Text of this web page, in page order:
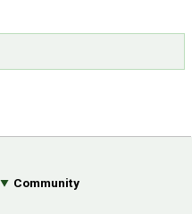
Community